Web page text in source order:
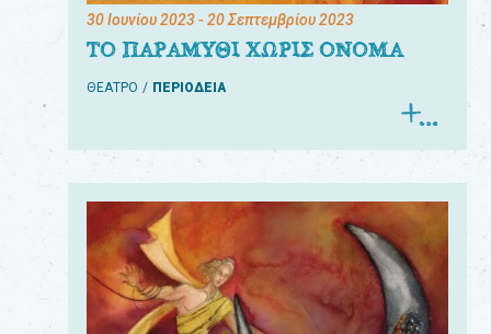
30 Ιουνίου 2023- 20 Σεπτεμβρίου 2023
ΤΟ ΠΑΡΑΜΥΘΙ ΧΩΡΙΣ ΟΝΟΜΑ
ΘΕΑΤΡΟ ΠΕΡΙΟΔΕΙΑ